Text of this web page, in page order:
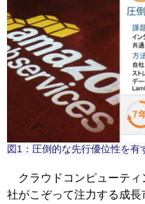
図1：圧倒的な先行優位性を有
クラウドコンピューティ
社がこぞって注力する成